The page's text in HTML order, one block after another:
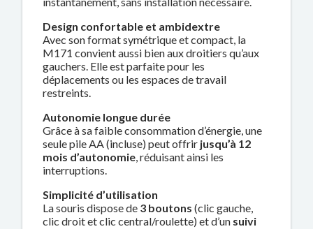
Design confortable et ambidextre
Avec son format symétrique et compact, la
M171 convient aussi bien aux droitiers qu’aux
gauchers. Elle est parfaite pour les
déplacements ou les espaces de travail
restreints.
Autonomie longue durée
Grâce à sa faible consommation d’énergie, une
seule pile AA (incluse) peut offrir jusqu’à 12
mois d’autonomie, réduisant ainsi les
interruptions.
Simplicité d’utilisation
La souris dispose de 3 boutons (clic gauche,
clic droit et clic central/roulette) et d’un suivi